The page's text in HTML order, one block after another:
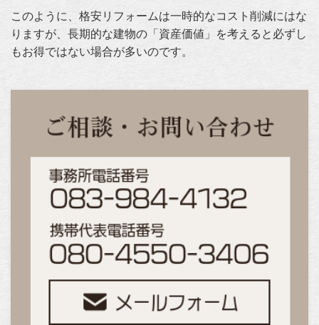
このように、格安リフォームは一時的なコスト削減にはな
りますが、長期的な建物の「資産価値」を考えると必ずし
もお得ではない場合が多いのです。